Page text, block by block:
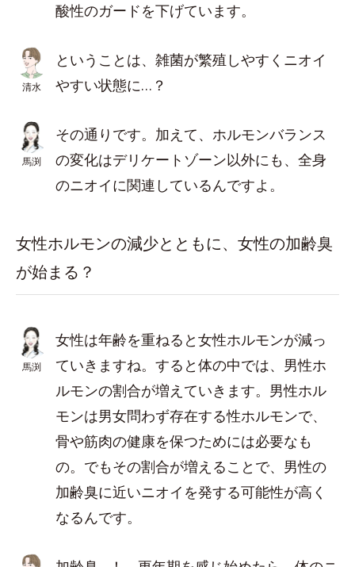
酸性のガードを下げています。
清水
ということは、雑菌が繁殖しやすくニオイ
やすい状態に…？
馬渕
その通りです。加えて、ホルモンバランス
の変化はデリケートゾーン以外にも、全身
のニオイに関連しているんですよ。
女性ホルモンの減少とともに、女性の加齢臭
が始まる？
馬渕
女性は年齢を重ねると女性ホルモンが減っ
ていきますね。すると体の中では、男性ホ
ルモンの割合が増えていきます。男性ホル
モンは男女問わず存在する性ホルモンで、
骨や筋肉の健康を保つためには必要なも
の。でもその割合が増えることで、男性の
加齢臭に近いニオイを発する可能性が高く
なるんです。